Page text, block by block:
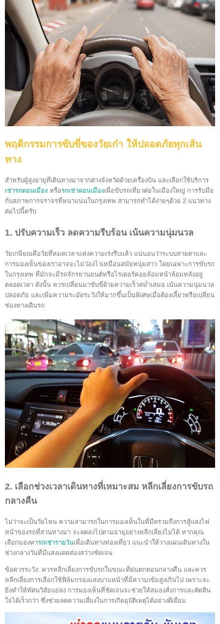
พฤติกรรมการขับขี่ของวัยเก๋า ให้ปลอดภัยทุกเส้น
ทาง
สำหรับผู้สูงอายุที่เดินทางมาจากต่างจังหวัดด้วยเครื่องบิน และเลือกใช้บริการ
เช่ารถดอนเมือง หรือรถเช่าดอนเมืองเพื่อขับรถเที่ยวต่อในเมืองใหญ่ การรับมือ
กับสภาพการจราจรที่หนาแน่นในกรุงเทพ สามารถทำได้ง่ายๆด้วย 2 แนวทาง
ต่อไปนี้ครับ
1. ปรับความเร็ว ลดความรีบร้อน เน้นความนุ่มนวล
วัยเกษียณคือวัยที่หมดเวลาแห่งความเร่งรีบแล้ว แน่นอนว่าระบบสายตาและ
การมองเห็นของเราอาจจะไม่ว่องไวเหมือนสมัยหนุ่มสาว โดยเฉพาะการขับรถ
ในกรุงเทพ ที่มักจะมีรถจักรยานยนต์หรือไรเดอร์คอยล้อมหน้าล้อมหลังอยู่
ตลอดเวลา ดังนั้น ควรเปลี่ยนมาขับขี่ด้วยความเร็วสม่ำเสมอ เน้นความนุ่มนวล
ปลอดภัย และเพิ่มความระมัดระวังให้มากขึ้นเป็นพิเศษเมื่อต้องเลี้ยวหรือเปลี่ยน
ช่องทางเดินรถ
2. เลือกช่วงเวลาเดินทางที่เหมาะสม หลีกเลี่ยงการขับรถ
กลางคืน
ไม่ว่าจะเป็นวัยไหน ความสามารถในการมองเห็นในที่มืดรวมถึงการสู้แสงไฟ
หน้าของรถที่สวนทางมา จะลดลงไปตามอายุอย่างหลีกเลี่ยงไม่ได้ หากคุณ
เลือกมองหารถเช่ารายวันเพื่อเดินทางท่องเที่ยว แนะนำให้วางแผนเดินทางใน
ช่วงกลางวันที่มีแสงแดดส่องสว่างชัดเจน
ข้อควรระวัง: ควรหลีกเลี่ยงการขับรถในขณะที่ฝนตกตอนกลางคืน และควร
หลีกเลี่ยงการเลือกใช้ฟิล์มกรองแสงบานหน้าที่มีความเข้มสูงเกินไป เพราะจะ
ยิ่งทำให้ทัศนวิสัยแย่ลง การมองเห็นที่ชัดเจนจะช่วยให้สมองสั่งการและตัดสิน
ใจได้เร็วกว่า ซึ่งช่วยลดความเสี่ยงในการเกิดอุบัติเหตุได้อย่างดีเยี่ยม